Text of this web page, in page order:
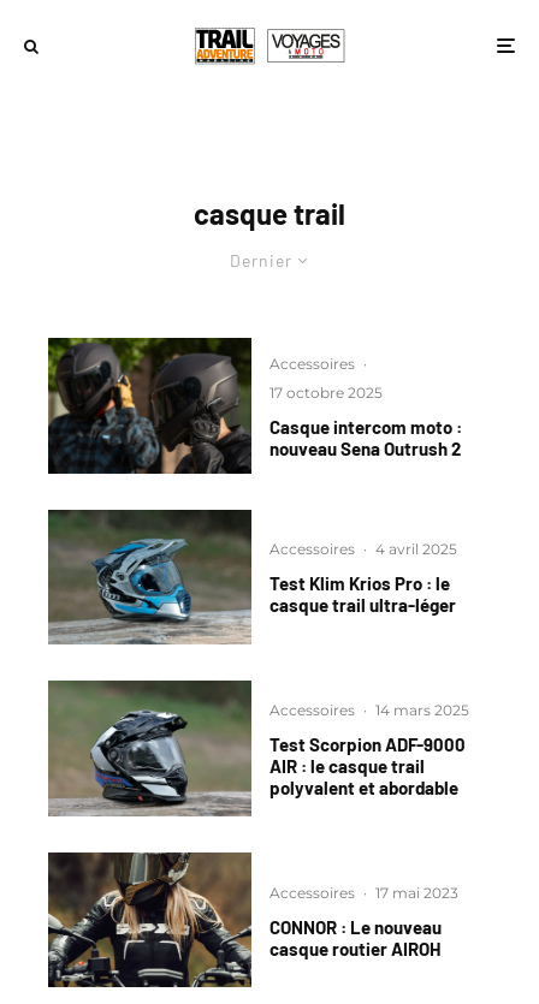
casque trail
Dernier
Accessoires ·
17 octobre 2025
Casque intercom moto :
nouveau Sena Outrush 2
Accessoires · 4 avril 2025
Test Klim Krios Pro : le
casque trail ultra-léger
Accessoires · 14 mars 2025
Test Scorpion ADF-9000
AIR : le casque trail
polyvalent et abordable
Accessoires · 17 mai 2023
CONNOR : Le nouveau
casque routier AIROH